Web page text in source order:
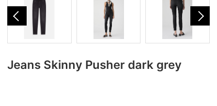
Jeans Skinny Pusher dark grey